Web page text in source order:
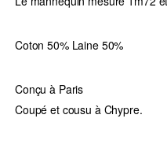
Coton 50% Laine 50%
Conçu à Paris
Coupé et cousu à Chypre.